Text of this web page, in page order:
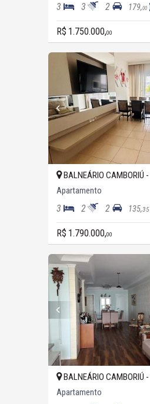
3 3 2 179,00
R$ 1.750.000,00
BALNEÁRIO CAMBORIÚ -
Apartamento
3 2 2 135,35
R$ 1.790.000,00
BALNEÁRIO CAMBORIÚ -
Apartamento